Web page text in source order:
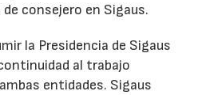
consejero en Sigaus.
la Presidencia de Sigaus
al trabajo
entidades. Sigaus